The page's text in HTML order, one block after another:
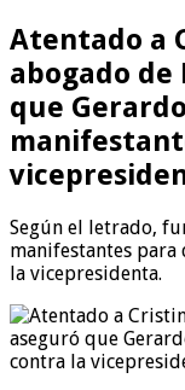
Atentado a
abogado
que
Según el letrado,
manifestantes para
la vicepresidenta.